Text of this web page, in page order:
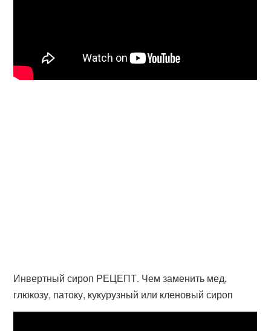
Инвертный сироп РЕЦЕПТ. Чем заменить мед,
глюкозу, патоку, кукурузный или кленовый сироп